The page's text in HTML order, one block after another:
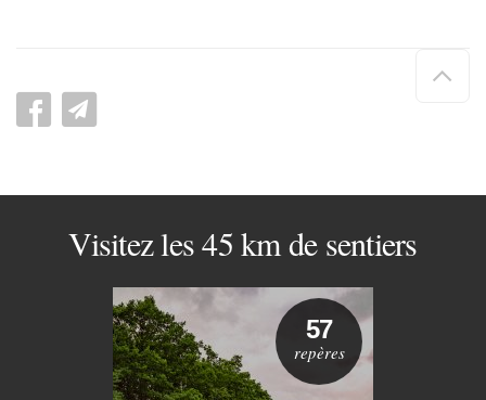
de
Visitez les 45 km de sentiers
57
repères